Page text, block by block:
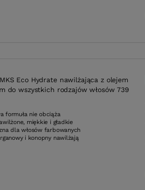
Eco Hydrate nawilżająca z olejem
do wszystkich rodzajów włosów 739
formuła nie obciąża
miękkie i gładkie
dla włosów farbowanych
i konopny nawilżają